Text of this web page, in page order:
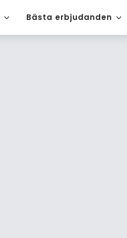
Bästa erbjudanden